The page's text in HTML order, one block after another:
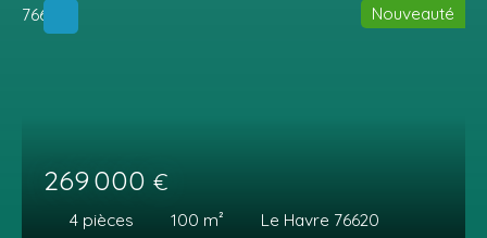
269 000 €
4 pièces 100 m² Le Havre 76620
Nouveauté